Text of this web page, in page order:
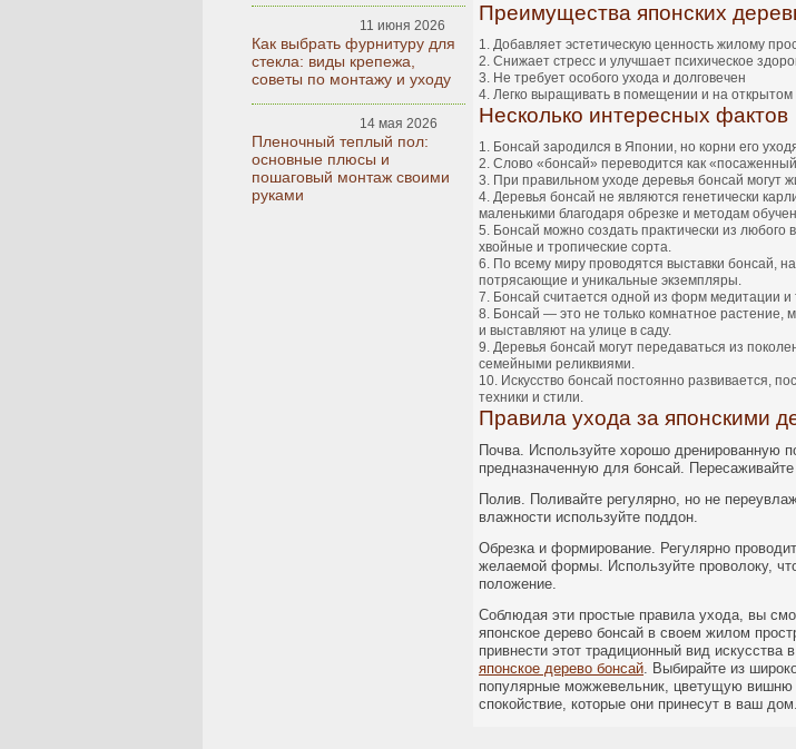
11 июня 2026
Как выбрать фурнитуру для
стекла: виды крепежа,
советы по монтажу и уходу
14 мая 2026
Пленочный теплый пол:
основные плюсы и
пошаговый монтаж своими
руками
Преимущества японских
Добавляет эстетическую ценность жилому
Снижает стресс и улучшает психическое
Не требует особого ухода и долговечен
Легко выращивать в помещении и на открытом
Несколько интересных фактов
Бонсай зародился в Японии, но корни его
Слово «бонсай» переводится как
При правильном уходе деревья бонсай могут
Деревья бонсай не являются генетически
маленькими благодаря обрезке и методам
Бонсай можно создать практически из любого
хвойные и тропические сорта.
По всему миру проводятся выставки бонсай,
потрясающие и уникальные экземпляры.
Бонсай считается одной из форм медитации
Бонсай — это не только комнатное растение,
и выставляют на улице в саду.
Деревья бонсай могут передаваться из
семейными реликвиями.
Искусство бонсай постоянно развивается,
техники и стили.
Правила ухода за японскими
Почва. Используйте хорошо дренированную
предназначенную для бонсай.
Полив. Поливайте регулярно, но не
влажности используйте поддон.
Обрезка и формирование. Регулярно
желаемой формы. Используйте проволоку,
положение.
Соблюдая эти простые правила ухода, вы
японское дерево бонсай в своем жилом
привнести этот традиционный вид
японское дерево бонсай. Выбирайте из
популярные можжевельник, цветущую вишню
спокойствие, которые они принесут в ваш дом.